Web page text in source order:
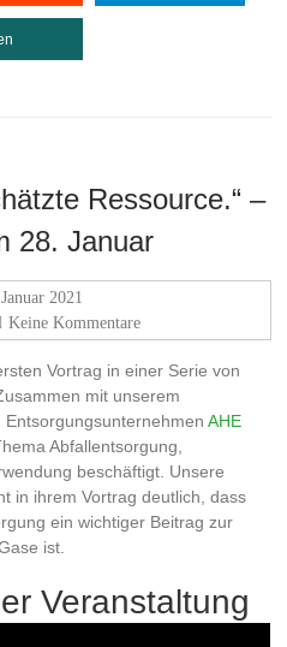
Ressource.“ –
28. Januar
2021
Keine Kommentare
Vortrag in einer Serie von
mit unserem
EntsorgungsunternehmenAHE
Abfallentsorgung,
beschäftigt. Unsere
in ihrem Vortrag deutlich, dass
ein wichtiger Beitrag zur
ist.
Veranstaltung